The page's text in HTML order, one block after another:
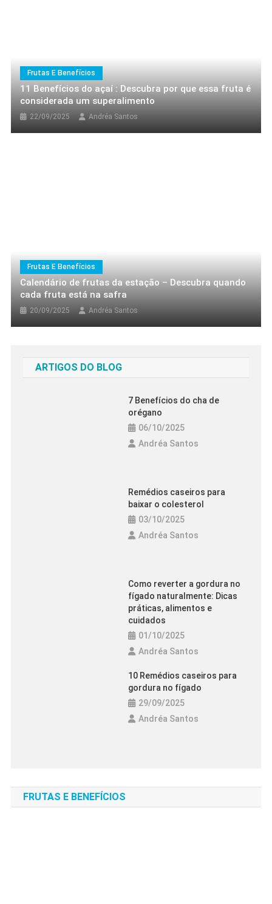
Top 10 Alimentos Para Consumir Pós-
Frutas E Benefícios
11 Benefícios do açaí : Descubra por que essa fruta é
considerada um superalimento
22/09/2025 Andréa Santos
Frutas E Benefícios
Calendário de frutas da estação – Descubra quando
cada fruta está na safra
20/09/2025 Andréa Santos
ARTIGOS DO BLOG
7 Benefícios do cha de
orégano
06/10/2025
Andréa Santos
Remédios caseiros para
baixar o colesterol
03/10/2025
Andréa Santos
Como reverter a gordura no
fígado naturalmente: Dicas
práticas, alimentos e
cuidados
01/10/2025
Andréa Santos
10 Remédios caseiros para
gordura no fígado
29/09/2025
Andréa Santos
FRUTAS E BENEFÍCIOS